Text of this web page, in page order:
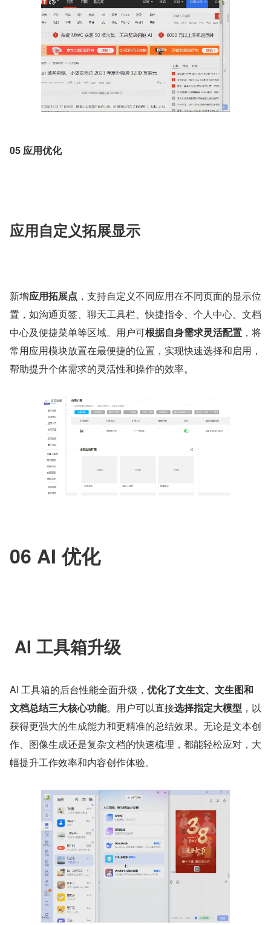
05 应用优化
应用自定义拓展显示
新增应用拓展点 ，支持自定义不同应用在不同页面的显示位
置，如沟通页签、聊天工具栏、快捷指令、个人中心、文档
中心及便捷菜单等区域。用户可根据自身需求灵活配置 ，将
常用应用模块放置在最便捷的位置，实现快速选择和启用，
帮助提升个体需求的灵活性和操作的效率。
06 AI 优化
AI 工具箱升级
AI 工具箱的后台性能全面升级， 优化了文生文、文生图和
文档总结三大核心功能。用户可以直接选择指定大模型 ，以
获得更强大的生成能力和更精准的总结效果。无论是文本创
作、图像生成还是复杂文档的快速梳理，都能轻松应对，大
幅提升工作效率和内容创作体验。